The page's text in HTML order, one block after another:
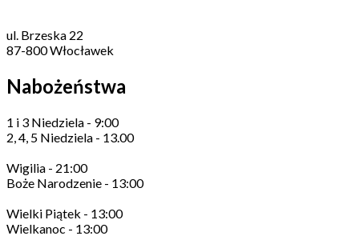
ul. Brzeska 22
87-800 Włocławek
Nabożeństwa
1 i 3 Niedziela - 9:00
2, 4, 5 Niedziela - 13.00
Wigilia - 21:00
Boże Narodzenie - 13:00
Wielki Piątek - 13:00
Wielkanoc - 13:00